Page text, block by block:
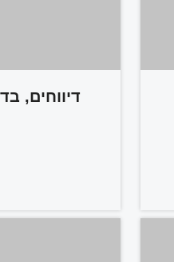
דיווחים,